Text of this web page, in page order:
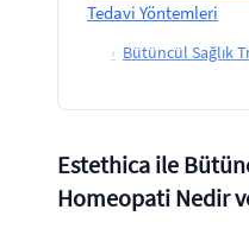
Tedavi Yöntemleri
› Bütüncül Sağlık
Estethica ile
Homeopati Nedir